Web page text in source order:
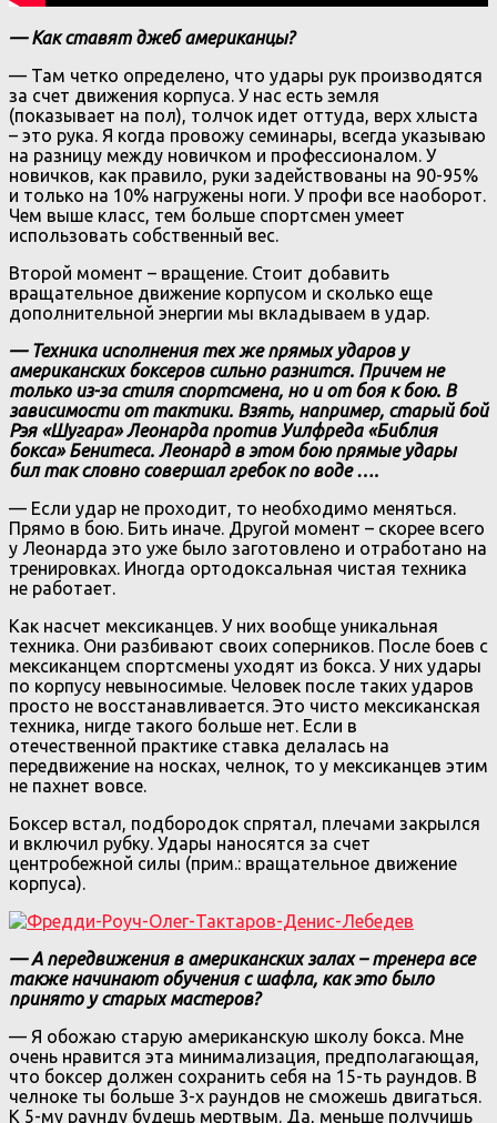
— Как ставят джеб американцы?
— Там четко определено, что удары рук производятся
за счет движения корпуса. У нас есть земля
(показывает на пол), толчок идет оттуда, верх хлыста
– это рука. Я когда провожу семинары, всегда указываю
на разницу между новичком и профессионалом. У
новичков, как правило, руки задействованы на 90-95%
и только на 10% нагружены ноги. У профи все наоборот.
Чем выше класс, тем больше спортсмен умеет
использовать собственный вес.
Второй момент – вращение. Стоит добавить
вращательное движение корпусом и сколько еще
дополнительной энергии мы вкладываем в удар.
— Техника исполнения тех же прямых ударов у
американских боксеров сильно разнится. Причем не
только из-за стиля спортсмена, но и от боя к бою. В
зависимости от тактики. Взять, например, старый бой
Рэя «Шугара» Леонарда против Уилфреда «Библия
бокса» Бенитеса. Леонард в этом бою прямые удары
бил так словно совершал гребок по воде ….
— Если удар не проходит, то необходимо меняться.
Прямо в бою. Бить иначе. Другой момент – скорее всего
у Леонарда это уже было заготовлено и отработано на
тренировках. Иногда ортодоксальная чистая техника
не работает.
Как насчет мексиканцев. У них вообще уникальная
техника. Они разбивают своих соперников. После боев с
мексиканцем спортсмены уходят из бокса. У них удары
по корпусу невыносимые. Человек после таких ударов
просто не восстанавливается. Это чисто мексиканская
техника, нигде такого больше нет. Если в
отечественной практике ставка делалась на
передвижение на носках, челнок, то у мексиканцев этим
не пахнет вовсе.
Боксер встал, подбородок спрятал, плечами закрылся
и включил рубку. Удары наносятся за счет
центробежной силы (прим.: вращательное движение
корпуса).
— А передвижения в американских залах – тренера все
также начинают обучения с шафла, как это было
принято у старых мастеров?
— Я обожаю старую американскую школу бокса. Мне
очень нравится эта минимализация, предполагающая,
что боксер должен сохранить себя на 15-ть раундов. В
челноке ты больше 3-х раундов не сможешь двигаться.
К 5-му раунду будешь мертвым. Да, меньше получишь